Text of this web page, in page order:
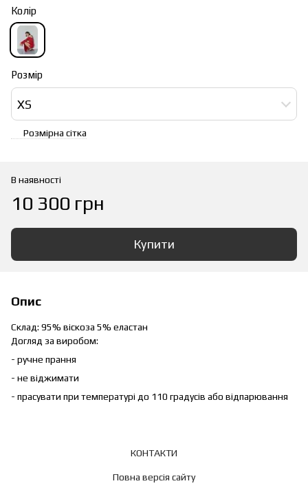
Колір
Розмір
XS
Розмірна сітка
В наявності
10 300 грн
Купити
Опис
Склад: 95% віскоза 5% еластан
Догляд за виробом:
- ручне прання
- не віджимати
- прасувати при температурі до 110 градусів або відпарювання
КОНТАКТИ
Повна версія сайту